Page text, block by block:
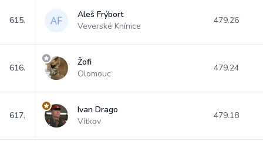
615.
Aleš Frýbort
Veverské Knínice
479.26
616.
Žofi
Olomouc
479.24
617.
Ivan Drago
Vítkov
479.18